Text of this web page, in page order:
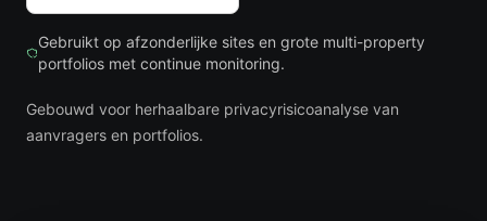
Gebruikt op afzonderlijke sites en grote multi-property
portfolios met continue monitoring.
Gebouwd voor herhaalbare privacyrisicoanalyse van
aanvragers en portfolios.